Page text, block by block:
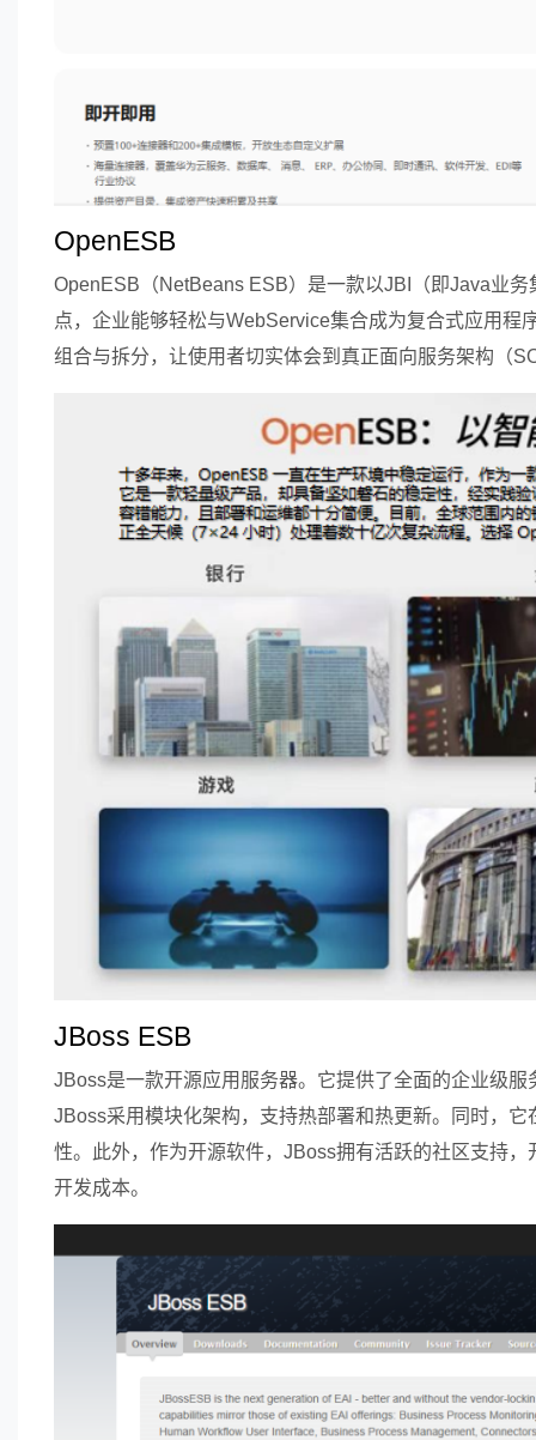
OpenESB
OpenESB（NetBeans ESB）是一款以JBI（即Java业
点，企业能够轻松与WebService集合成为复合式应用
组合与拆分，让使用者切实体会到真正面向服务架构（
JBoss ESB
JBoss是一款开源应用服务器。它提供了全面的企业级
JBoss采用模块化架构，支持热部署和热更新。同时，
性。此外，作为开源软件，JBoss拥有活跃的社区支持
开发成本。